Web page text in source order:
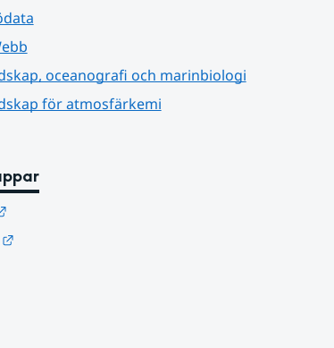
oceanografi och marinbiologi
för atmosfärkemi
Länk till annan webbplats.
Länk till annan webbplats.